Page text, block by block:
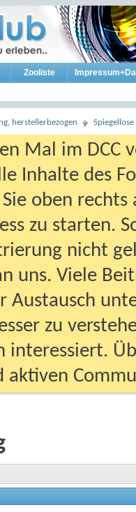
Zooliste
herstellerbezogen
Mal im DCC
Inhalte des
oben
zu starten.
nicht
uns. Viele
Austausch
zu
interessiert.
aktiven